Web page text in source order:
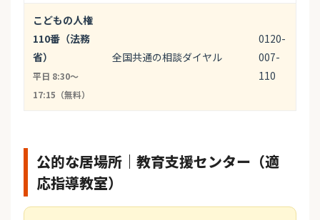
こどもの人権
110番（法務
省）
平日 8:30〜
17:15（無料）
全国共通の相談ダイヤル
0120-
007-
110
公的な居場所｜教育支援センター（適
応指導教室）